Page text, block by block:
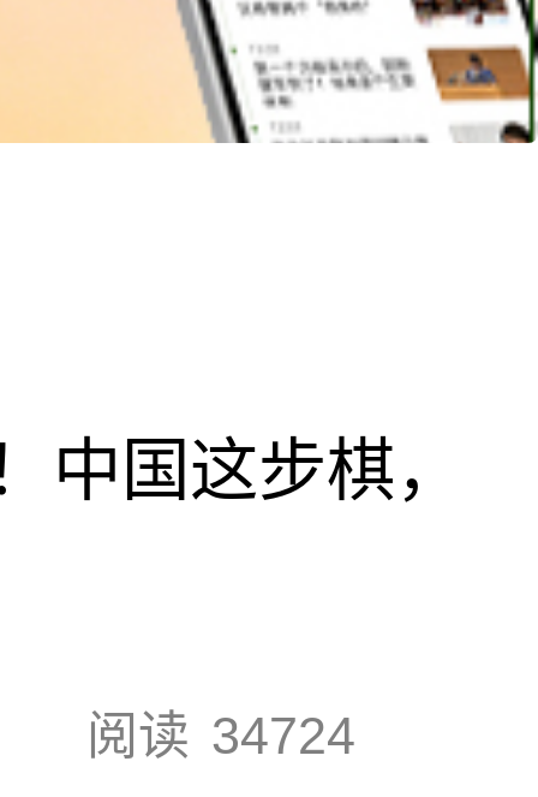
中国这步棋，
阅读 34724